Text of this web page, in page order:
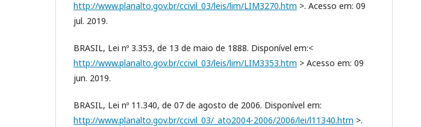
http://www.planalto.gov.br/ccivil_03/leis/lim/LIM3270.htm >. Acesso em: 09
jul. 2019.
BRASIL, Lei nº 3.353, de 13 de maio de 1888. Disponível em:<
http://www.planalto.gov.br/ccivil_03/leis/lim/LIM3353.htm > Acesso em: 09
jun. 2019.
BRASIL, Lei nº 11.340, de 07 de agosto de 2006. Disponível em:
http://www.planalto.gov.br/ccivil_03/_ato2004-2006/2006/lei/l11340.htm >.